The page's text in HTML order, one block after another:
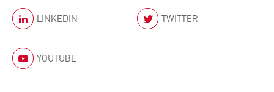
LINKEDIN TWITTER
YOUTUBE